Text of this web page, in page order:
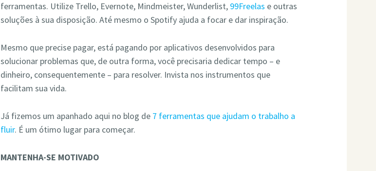
ferramentas. Utilize Trello, Evernote, Mindmeister, Wunderlist, 99Freelas e outras
soluções à sua disposição. Até mesmo o Spotify ajuda a focar e dar inspiração.
Mesmo que precise pagar, está pagando por aplicativos desenvolvidos para
solucionar problemas que, de outra forma, você precisaria dedicar tempo – e
dinheiro, consequentemente – para resolver. Invista nos instrumentos que
facilitam sua vida.
Já fizemos um apanhado aqui no blog de 7 ferramentas que ajudam o trabalho a
fluir. É um ótimo lugar para começar.
MANTENHA-SE MOTIVADO